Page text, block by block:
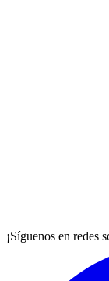
¡Síguenos en redes